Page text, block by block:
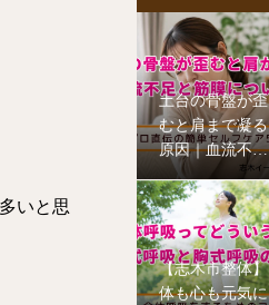
いと思
土台の骨盤が歪
むと肩まで凝る
原因｜血流不足
と筋膜について
【志木市整体】
体も心も元気に